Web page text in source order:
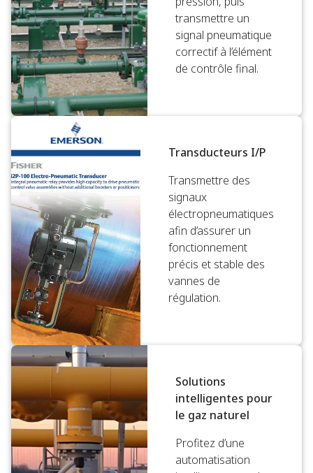
transmettre un
signal pneumatique
correctif à l’élément
de contrôle final.
Transducteurs I/P
Transmettre des
signaux
électropneumatiques
afin d’assurer un
fonctionnement
précis et stable des
vannes de
régulation.
Solutions
intelligentes pour
le gaz naturel
Profitez d’une
automatisation